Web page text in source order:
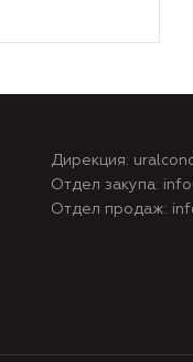
Дирекция:
Отдел закупа:
Отдел продаж: